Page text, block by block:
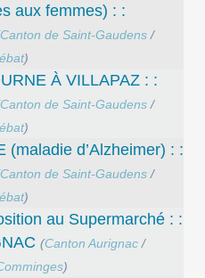
aux femmes) : :
Canton de Saint-Gaudens /
)
À VILLAPAZ : :
Canton de Saint-Gaudens /
)
(maladie d’Alzheimer) : :
Canton de Saint-Gaudens /
)
au Supermarché : :
(Canton Aurignac /
)